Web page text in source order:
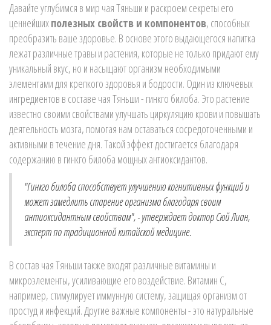
Давайте углубимся в мир чая Тяньши и раскроем секреты его
ценнейшихполезных свойств и компонентов, способных
преобразить ваше здоровье. В основе этого выдающегося напитка
лежат различные травы и растения, которые не только придают ему
уникальный вкус, но и насыщают организм необходимыми
элементами для крепкого здоровья и бодрости. Один из ключевых
ингредиентов в составе чая Тяньши - гинкго билоба. Это растение
известно своими свойствами улучшать циркуляцию крови и повышать
деятельность мозга, помогая нам оставаться сосредоточенными и
активными в течение дня. Такой эффект достигается благодаря
содержанию в гинкго билоба мощных антиоксидантов.
"Гинкго билоба способствует улучшению когнитивных функций и
может замедлить старение организма благодаря своим
антиоксидантным свойствам", - утверждает доктор Сюй Лиан,
эксперт по традиционной китайской медицине.
В состав чая Тяньши также входят различные витамины и
микроэлементы, усиливающие его воздействие. Витамин C,
например, стимулирует иммунную систему, защищая организм от
простуд и инфекций. Другие важные компоненты - это натуральные